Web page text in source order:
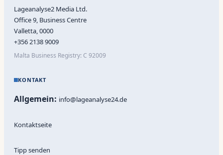
Lageanalyse2 Media Ltd.
Office 9, Business Centre
Valletta, 0000
+356 2138 9009
Malta Business Registry: C 92009
KONTAKT
Allgemein: info@lageanalyse24.de
Kontaktseite
Tipp senden